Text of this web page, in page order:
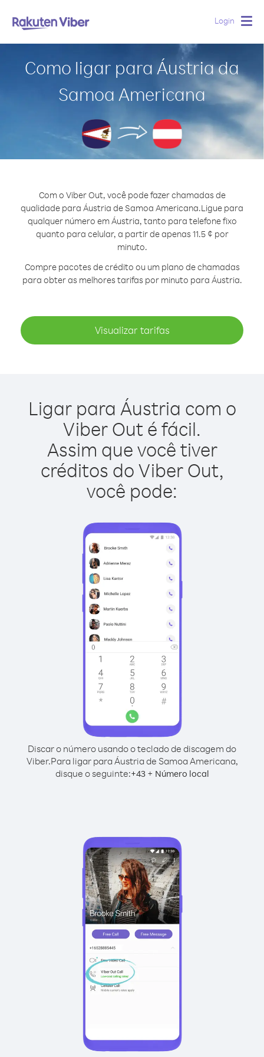
Login
Como ligar para Áustria da
Samoa Americana
Com o Viber Out, você pode fazer chamadas de
qualidade para Áustria de Samoa Americana.Ligue para
qualquer número em Áustria, tanto para telefone fixo
quanto para celular, a partir de apenas 11.5 ¢ por
minuto.
Compre pacotes de crédito ou um plano de chamadas
para obter as melhores tarifas por minuto para Áustria.
Visualizar tarifas
Ligar para Áustria com o
Viber Out é fácil.
Assim que você tiver
créditos do Viber Out,
você pode:
Discar o número usando o teclado de discagem do
Viber.Para ligar para Áustria de Samoa Americana,
disque o seguinte:+43+ Número local